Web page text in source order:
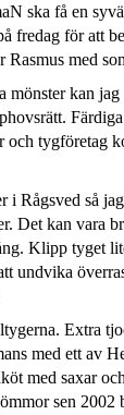
ska få en
fredag för att
med
mönster kan
och tygföretag
i Rågsved så
Det kan vara
Klipp tyget
undvika
Extra
med ett av
med saxar
sen 2002